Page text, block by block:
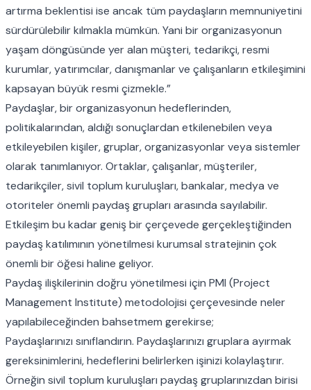
artırma beklentisi ise ancak tüm paydaşların memnuniyetini
sürdürülebilir kılmakla mümkün. Yani bir organizasyonun
yaşam döngüsünde yer alan müşteri, tedarikçi, resmi
kurumlar, yatırımcılar, danışmanlar ve çalışanların etkileşimini
kapsayan büyük resmi çizmekle.”
Paydaşlar, bir organizasyonun hedeflerinden,
politikalarından, aldığı sonuçlardan etkilenebilen veya
etkileyebilen kişiler, gruplar, organizasyonlar veya sistemler
olarak tanımlanıyor. Ortaklar, çalışanlar, müşteriler,
tedarikçiler, sivil toplum kuruluşları, bankalar, medya ve
otoriteler önemli paydaş grupları arasında sayılabilir.
Etkileşim bu kadar geniş bir çerçevede gerçekleştiğinden
paydaş katılımının yönetilmesi kurumsal stratejinin çok
önemli bir öğesi haline geliyor.
Paydaş ilişkilerinin doğru yönetilmesi için PMI (Project
Management Institute) metodolojisi çerçevesinde neler
yapılabileceğinden bahsetmem gerekirse;
Paydaşlarınızı sınıflandırın. Paydaşlarınızı gruplara ayırmak
gereksinimlerini, hedeflerini belirlerken işinizi kolaylaştırır.
Örneğin sivil toplum kuruluşları paydaş gruplarınızdan birisi